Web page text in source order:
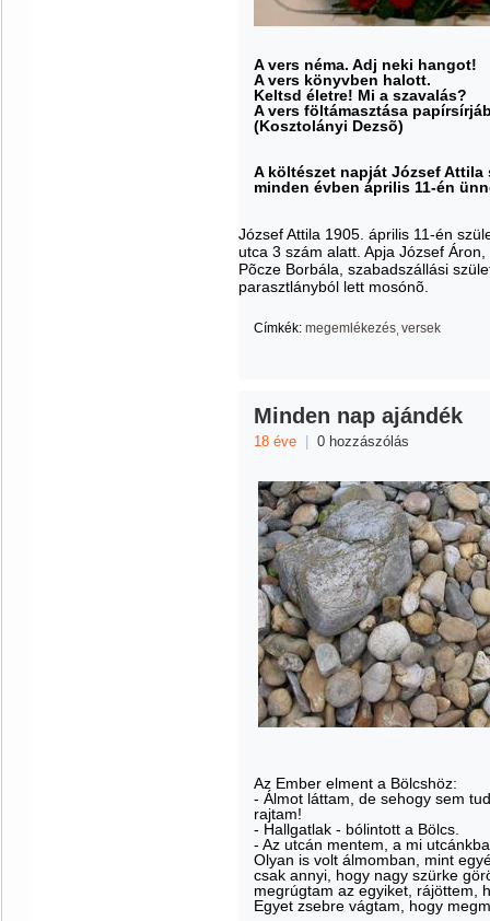
A vers néma. Adj neki hangot!
A vers könyvben halott.
Keltsd életre! Mi a szavalás?
A vers föltámasztása
(Kosztolányi Dezsõ)
A költészet napját József Attila
minden évben április 11-én
József Attila 1905. április 11-én
utca 3 szám alatt. Apja József
Põcze Borbála, szabadszállási
parasztlányból lett mosónõ.
Címkék: megemlékezés versek
Minden nap ajándék
18 éve 0 hozzászólás
Az Ember elment a Bölcshöz:
- Álmot láttam, de sehogy sem
rajtam!
- Hallgatlak - bólintott a Bölcs.
- Az utcán mentem, a mi
Olyan is volt álmomban, mint
csak annyi, hogy nagy szürke
megrúgtam az egyiket, rájöttem,
Egyet zsebre vágtam, hogy